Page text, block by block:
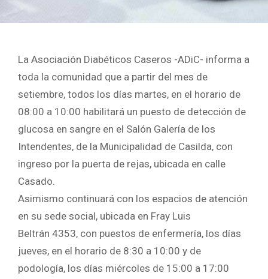
La Asociación Diabéticos Caseros -ADiC- informa a
toda la comunidad que a partir del mes de
setiembre, todos los días martes, en el horario de
08:00 a 10:00 habilitará un puesto de detección de
glucosa en sangre en el Salón Galería de los
Intendentes, de la Municipalidad de Casilda, con
ingreso por la puerta de rejas, ubicada en calle
Casado.
Asimismo continuará con los espacios de atención
en su sede social, ubicada en Fray Luis
Beltrán 4353, con puestos de enfermería, los días
jueves, en el horario de 8:30 a 10:00 y de
podología, los días miércoles de 15:00 a 17:00